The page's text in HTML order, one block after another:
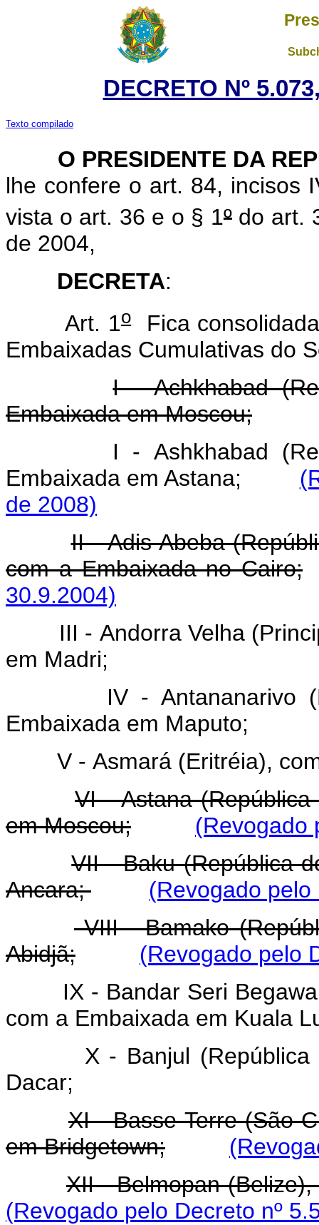
DECRETO Nº
Texto compilado
O PRESIDENTE DA
lhe confere o art. 84, incisos
vista o art. 36 e o § 1ºdo art.
de 2004,
DECRETA:
Art. 1oFica
Embaixadas Cumulativas do
I - Achkhabad
Embaixada em Moscou;
I - Ashkhabad
Embaixada em Astana;
de 2008)
II - Adis Abeba
com a Embaixada no Cairo;
30.9.2004)
III - Andorra Velha
em Madri;
IV - Antananarivo
Embaixada em Maputo;
V - Asmará (Eritréia),
VI - Astana
em Moscou;
(Revogado
VII - Baku (República
Ancara;
(Revogado
VIII - Bamako
Abidjã;
(Revogado pelo
IX - Bandar Seri
com a Embaixada em Kuala
X - Banjul
Dacar;
XI - Basse-Terre (São
em Bridgetown;
XII - Belmopan
(Revogado pelo Decreto nº